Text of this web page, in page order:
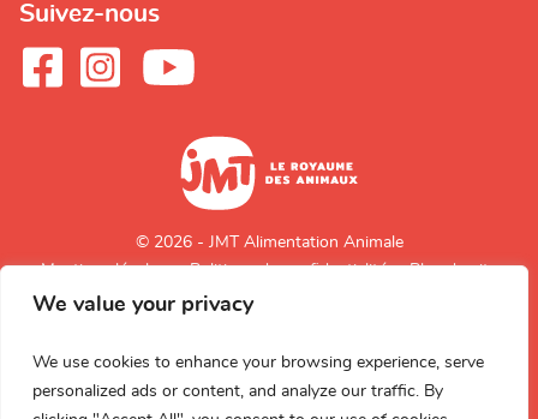
We value your privacy
We use cookies to enhance your browsing experience, serve
personalized ads or content, and analyze our traffic. By
Suivez-nous
© 2026 - JMT Alimentation Animale
Mentions légales
Politique de confidentialité Plan du site